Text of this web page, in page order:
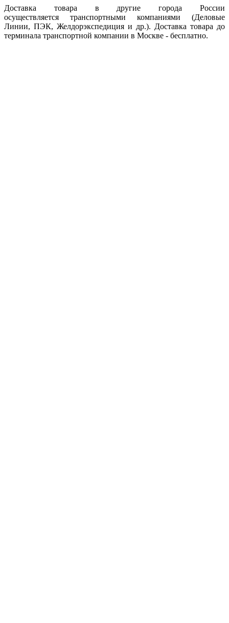
Доставка товара в другие города России
осуществляется транспортными компаниями (Деловые
Линии, ПЭК, Желдорэкспедиция и др.). Доставка товара до
терминала транспортной компании в Москве - бесплатно.